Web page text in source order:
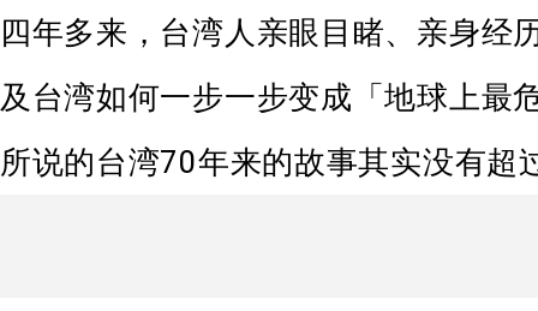
四年多来，台湾人亲眼目睹、亲身经
及台湾如何一步一步变成「地球上最
所说的台湾70年来的故事其实没有超